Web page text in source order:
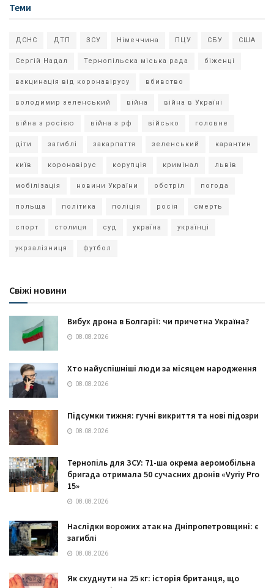
Теми
ДСНС ДТП ЗСУ Німеччина ПЦУ СБУ США
Сергій Надал Тернопільска міська рада біженці
вакцинація від коронавірусу вбивство
володимир зеленський війна війна в Україні
війна з росією війна з рф військо головне
діти загиблі закарпаття зеленський карантин
київ коронавірус корупція кримінал львів
мобілізація новини України обстріл погода
польща політика поліція росія смерть
спорт столиця суд україна українці
укрзалізниця футбол
Свіжі новини
Вибух дрона в Болгарії: чи причетна Україна?
08.08.2026
Хто найуспішніші люди за місяцем народження
08.08.2026
Підсумки тижня: гучні викриття та нові підозри
08.08.2026
Тернопіль для ЗСУ: 71-ша окрема аеромобільна
бригада отримала 50 сучасних дронів «Vyriy Pro
15»
08.08.2026
Наслідки ворожих атак на Дніпропетровщині: є
загиблі
08.08.2026
Як схуднути на 25 кг: історія британця, що